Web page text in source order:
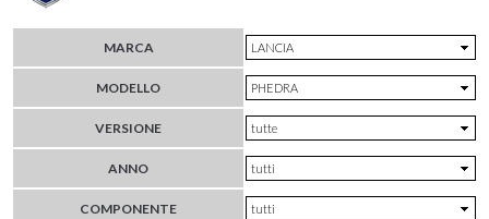
MARCA
MODELLO
VERSIONE
ANNO
COMPONENTE